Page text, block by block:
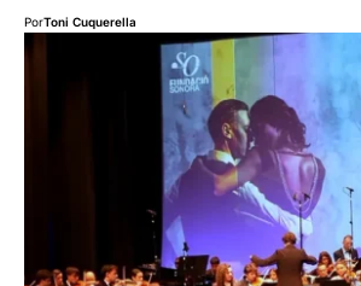
PorToni Cuquerella